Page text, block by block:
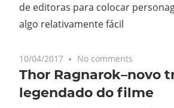
de editoras para colocar
algo relativamente fácil
10/04/2017 No comments
Thor Ragnarok–novo
legendado do filme